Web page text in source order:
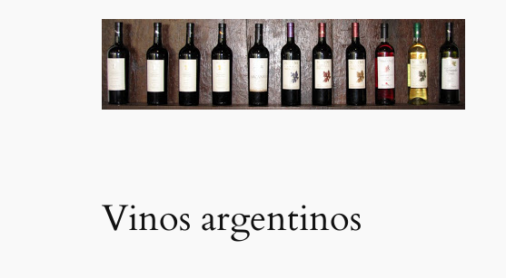
Vinos argentinos